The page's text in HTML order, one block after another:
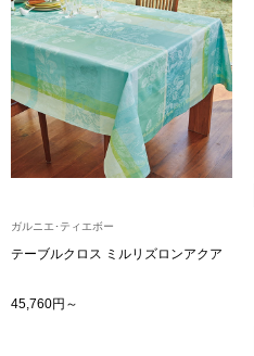
ガルニエ･ティエボー
テーブルクロス ミルリズロンアクア
45,760円～